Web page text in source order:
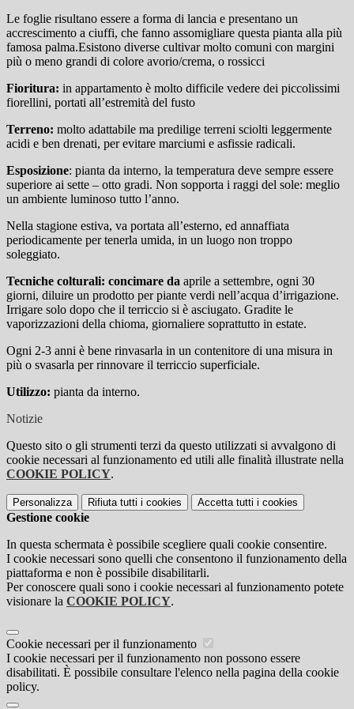
Le foglie risultano essere a forma di lancia e presentano un
accrescimento a ciuffi, che fanno assomigliare questa pianta alla più
famosa palma.Esistono diverse cultivar molto comuni con margini
più o meno grandi di colore avorio/crema, o rossicci
Fioritura: in appartamento è molto difficile vedere dei piccolissimi
fiorellini, portati all’estremità del fusto
Terreno: molto adattabile ma predilige terreni sciolti leggermente
acidi e ben drenati, per evitare marciumi e asfissie radicali.
Esposizione: pianta da interno, la temperatura deve sempre essere
superiore ai sette – otto gradi. Non sopporta i raggi del sole: meglio
un ambiente luminoso tutto l’anno.
Nella stagione estiva, va portata all’esterno, ed annaffiata
periodicamente per tenerla umida, in un luogo non troppo
soleggiato.
Tecniche colturali: concimare da aprile a settembre, ogni 30
giorni, diluire un prodotto per piante verdi nell’acqua d’irrigazione.
Irrigare solo dopo che il terriccio si è asciugato. Gradite le
vaporizzazioni della chioma, giornaliere soprattutto in estate.
Ogni 2-3 anni è bene rinvasarla in un contenitore di una misura in
più o svasarla per rinnovare il terriccio superficiale.
Utilizzo: pianta da interno.
Notizie
Questo sito o gli strumenti terzi da questo utilizzati si avvalgono di
cookie necessari al funzionamento ed utili alle finalità illustrate nella
COOKIE POLICY.
Personalizza Rifiuta tutti i cookies Accetta tutti i cookies
Gestione cookie
In questa schermata è possibile scegliere quali cookie consentire.
I cookie necessari sono quelli che consentono il funzionamento della
piattaforma e non è possibile disabilitarli.
Per conoscere quali sono i cookie necessari al funzionamento potete
visionare la COOKIE POLICY.
Cookie necessari per il funzionamento
I cookie necessari per il funzionamento non possono essere
disabilitati. È possibile consultare l'elenco nella pagina della cookie
policy.